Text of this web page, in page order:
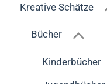
Kreative Schätze
Bücher
Kinderbücher